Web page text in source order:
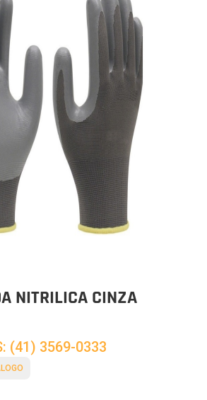
NITRILICA CINZA
(41) 3569-0333